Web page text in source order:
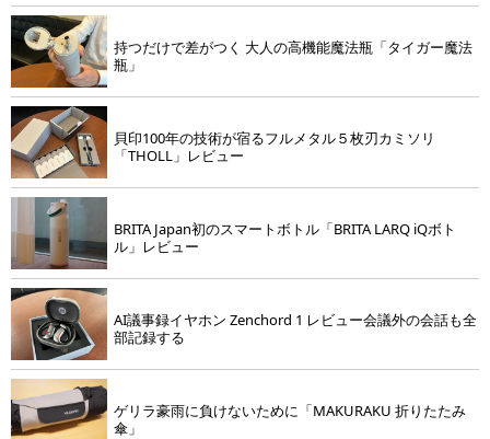
持つだけで差がつく 大人の高機能魔法瓶「タイガー魔法
瓶」
貝印100年の技術が宿るフルメタル５枚刃カミソリ
「THOLL」レビュー
BRITA Japan初のスマートボトル「BRITA LARQ iQボト
ル」レビュー
AI議事録イヤホン Zenchord 1 レビュー会議外の会話も全
部記録する
ゲリラ豪雨に負けないために「MAKURAKU 折りたたみ
傘」